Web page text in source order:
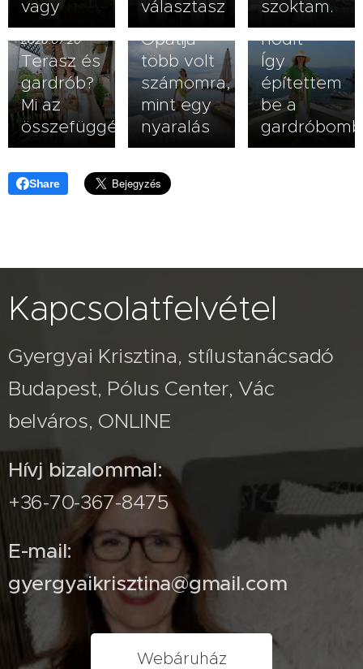
vagy
választasz
szoktam.
2026.07.20
Terasz és
gardrób?
Mi az
összefüggés?
Opatija
több volt
számomra,
mint egy
nyaralás
zöld
hódít –
Így
építettem
be a
Share
Kapcsolatfelvétel
Gyergyai Krisztina, stílustanácsadó
Budapest, Pólus Center, Vác
belváros, ONLINE
Hívj bizalommal:
+36-70-367-8475
E-mail:
gyergyaikrisztina@gmail.com
Webáruház